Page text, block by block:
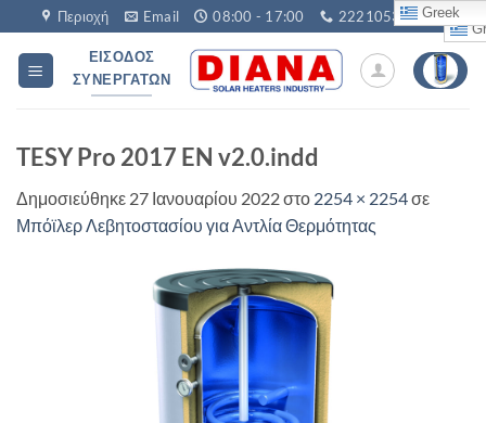
Μετάβαση
στο
περιεχόμενο
Περιοχή Email 08:00 - 17:00 2221053760
ΕΊΣΟΔΟΣ
ΣΥΝΕΡΓΑΤΏΝ
TESY Pro 2017 EN v2.0.indd
Δημοσιεύθηκε 27 Ιανουαρίου 2022στο 2254 × 2254σε
Μπόϊλερ Λεβητοστασίου για Αντλία Θερμότητας
Greek